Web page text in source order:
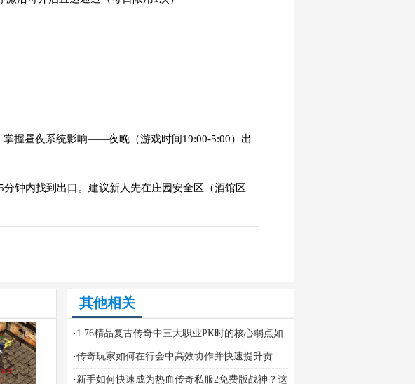
握昼夜系统影响——夜晚（游戏时间19:00-5:00）出
钟内找到出口。建议新人先在庄园安全区（酒馆区
其他相关
· 1.76精品复古传奇中三大职业PK时的核心弱点如
何解析？
·传奇玩家如何在行会中高效协作并快速提升贡
献？
· 新手如何快速成为热血传奇私服2免费版战神？这